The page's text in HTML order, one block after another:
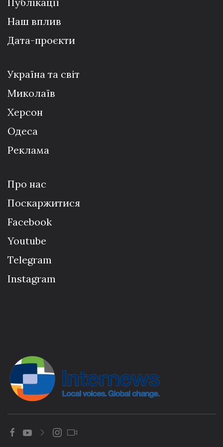
Наш вплив
Дата-проєкти
Україна та світ
Миколаїв
Херсон
Одеса
Реклама
Про нас
Поскаржитися
Facebook
Youtube
Telegram
Instagram